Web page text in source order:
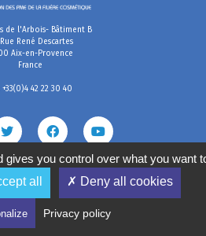
de l'Arbois- Bâtiment B
Rue René Descartes
Aix-en-Provence
France
+33(0)4 42 22 30 40
vente Politique de confidentialité
Gestion des cookies
tous droits réservés. Réalisé par
gives you control over what you want
all ✗ Deny all cookies
Privacy policy